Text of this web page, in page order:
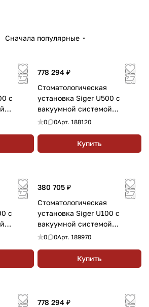
основания, в условиях
постоянно инвестирует в
разработки и
инновации. Компания Siger
лидерство,
выпускаемую
Сначала популярные
с
778 294 ₽
Стоматологическая
установка Siger U500 с
вакуумной системой
аспирации
0 0Арт. 188120
Купить
с
380 705 ₽
Стоматологическая
установка Siger U100 с
вакуумной системой
аспирации
0 0Арт. 189970
Купить
778 294 ₽